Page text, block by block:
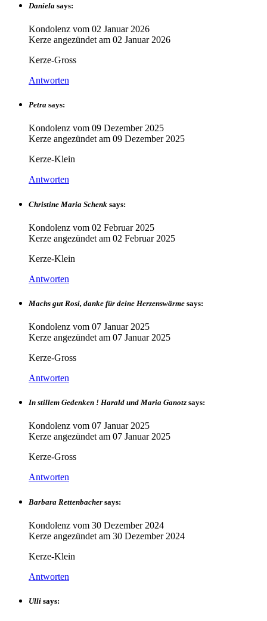
Daniela says:
Kondolenz vom 02 Januar 2026
Kerze angezündet am 02 Januar 2026
Kerze-Gross
Antworten
Petra says:
Kondolenz vom 09 Dezember 2025
Kerze angezündet am 09 Dezember 2025
Kerze-Klein
Antworten
Christine Maria Schenk says:
Kondolenz vom 02 Februar 2025
Kerze angezündet am 02 Februar 2025
Kerze-Klein
Antworten
Machs gut Rosi, danke für deine Herzenswärme says:
Kondolenz vom 07 Januar 2025
Kerze angezündet am 07 Januar 2025
Kerze-Gross
Antworten
In stillem Gedenken ! Harald und Maria Ganotz says:
Kondolenz vom 07 Januar 2025
Kerze angezündet am 07 Januar 2025
Kerze-Gross
Antworten
Barbara Rettenbacher says:
Kondolenz vom 30 Dezember 2024
Kerze angezündet am 30 Dezember 2024
Kerze-Klein
Antworten
Ulli says: